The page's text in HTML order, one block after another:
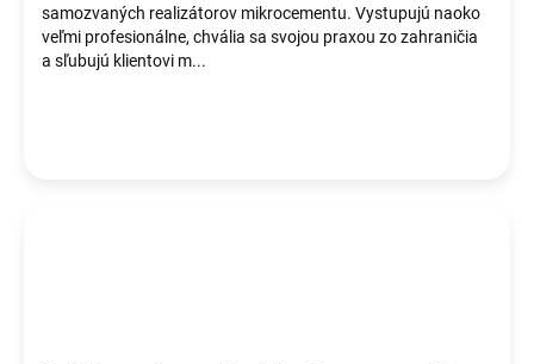
samozvaných realizátorov mikrocementu. Vystupujú naoko
veľmi profesionálne, chvália sa svojou praxou zo zahraničia
a sľubujú klientovi m...